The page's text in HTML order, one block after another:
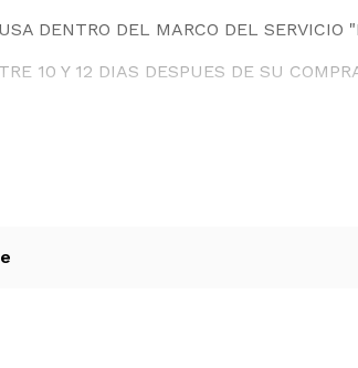
DENTRO DEL MARCO DEL
10 Y 12 DIAS DESPUES DE SU